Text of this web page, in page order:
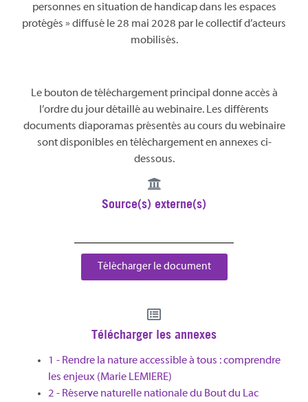
personnes en situation de handicap dans les espaces
protégés » diffusé le 28 mai 2028 par le collectif d’acteurs
mobilisés.
Le bouton de téléchargement principal donne accès à
l’ordre du jour détaillé au webinaire. Les différents
documents diaporamas présentés au cours du webinaire
sont disponibles en téléchargement en annexes ci-
dessous.
Source(s) externe(s)
Télécharger le document
Télécharger les annexes
1 - Rendre la nature accessible à tous : comprendre
les enjeux (Marie LEMIERE)
2 - Réserve naturelle nationale du Bout du Lac